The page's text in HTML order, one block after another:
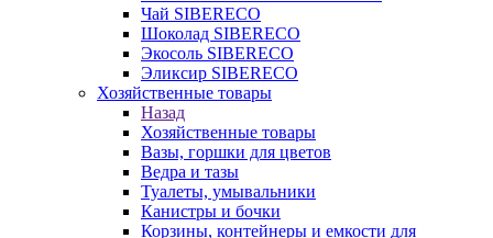
Чай SIBERECO
Шоколад SIBERECO
Экосоль SIBERECO
Эликсир SIBERECO
Хозяйственные товары
Назад
Хозяйственные товары
Вазы, горшки для цветов
Ведра и тазы
Туалеты, умывальники
Канистры и бочки
Корзины, контейнеры и емкости для